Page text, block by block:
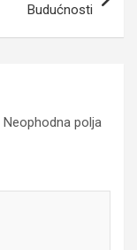
Budućnosti
Neophodna polja